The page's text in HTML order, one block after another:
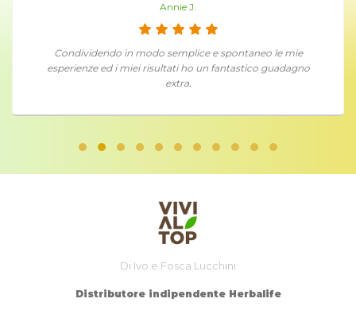
Annie J.
Condividendo in modo semplice e spontaneo le mie
esperienze ed i miei risultati ho un fantastico guadagno
extra.
Di Ivo e Fosca Lucchini
Distributore indipendente Herbalife